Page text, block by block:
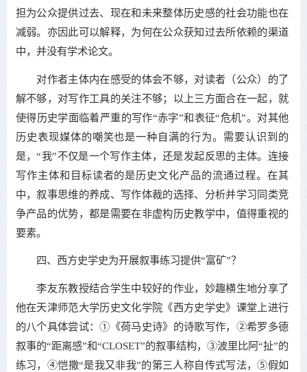
担为公众提供过去、现在和未来整体历史感的社会功能也在
减弱。亦因此可以解释，为何在公众获知过去所依赖的渠道
中，并没有学术论文。
对作者主体内在感受的体会不够，对读者（公众）的了
解不够，对写作工具的关注不够；以上三方面合在一起，就
使得历史学面临着严重的写作“赤字”和表征“危机”。对其他
历史表现媒体的嘲笑也是一种自满的行为。需要认识到的
是，“我”不仅是一个写作主体，还是发起反思的主体。连接
写作主体和目标读者的是历史文化产品的流通过程。在其
中，叙事思维的养成、写作体裁的选择、分析并学习同类竞
争产品的优势，都是需要在非虚构历史教学中，值得重视的
要素。
四、西方史学史为开展叙事练习提供“富矿”？
李友东教授结合学生中较好的作业，妙趣横生地分享了
他在天津师范大学历史文化学院《西方史学史》课堂上进行
的八个具体尝试：①《荷马史诗》的诗歌写作，②希罗多德
叙事的“距离感”和“CLOSET”的叙事结构，③波里比阿“扯”的
练习，④恺撒“是我又非我”的第三人称自传式写法，⑤假如